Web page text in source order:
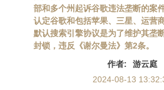
部和多个州起诉谷歌违法垄断的案
认定谷歌和包括苹果、三星、运营
默认搜索引擎协议是为了维护其垄
封锁，违反《谢尔曼法》第2条。
作者:
游云庭
2024-08-13